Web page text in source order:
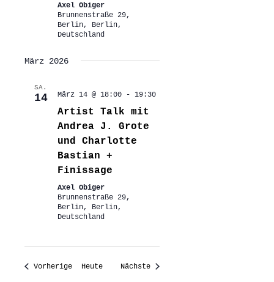
Axel Obiger
Brunnenstraße 29,
Berlin, Berlin,
Deutschland
März 2026
SA.
14 März 14 @ 18:00- 19:30
Artist Talk mit
Andrea J. Grote
und Charlotte
Bastian +
Finissage
Axel Obiger
Brunnenstraße 29,
Berlin, Berlin,
Deutschland
VorherigeVeranstaltungen
Heute NächsteVeranstaltungen